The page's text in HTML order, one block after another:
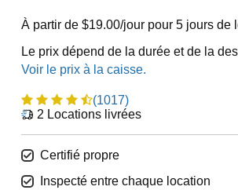
À partir de $19.00/jour pour 5 jours de
Le prix dépend de la durée et de la
(1017)
2 Locations livrées
Certifié propre
Inspecté entre chaque location